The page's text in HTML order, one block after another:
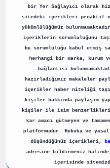
bir Yer Sağlayıcı olarak
sitedeki içerikleri proaktif
yükümlülüğümüz
içeriklerin sorumluluğunu
bu sorumluluğu kabul
herhangi bir marka,
bağlantısı
hazırladığımız makaleler
içerikler haber niteliği
kişiler hakkında paylaşım
kişiler ile isim benzerlikleri
kar amacı gütmeyen ve
platformudur. Hukuka ve
düşündüğünüz içerikleri,
adresine bildirmeniz
içerisinde